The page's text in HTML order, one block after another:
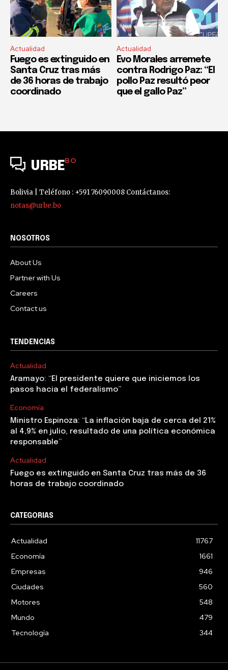
Actualidad
Fuego es extinguido en
Santa Cruz tras más
de 36 horas de trabajo
coordinado
Actualidad
Evo Morales arremete
contra Rodrigo Paz: “El
pollo Paz resultó peor
que el gallo Paz”
URBEBO
Bolivia | Teléfono : +591 76090008 Contáctanos:
notas@urbe.bo
NOSOTROS
About Us
Partner with Us
Careers
Contact us
TENDENCIAS
Actualidad
Aramayo: “El presidente quiere que iniciemos los
pasos hacia el federalismo”
Economía
Ministro Espinoza: “La inflación baja de cerca del 21%
al 4,9% en julio, resultado de una política económica
responsable”
Actualidad
Fuego es extinguido en Santa Cruz tras más de 36
horas de trabajo coordinado
CATEGORIAS
Actualidad
11767
Economía
1661
Empresas
946
Ciudades
560
Motores
548
Mundo
479
Tecnología
344